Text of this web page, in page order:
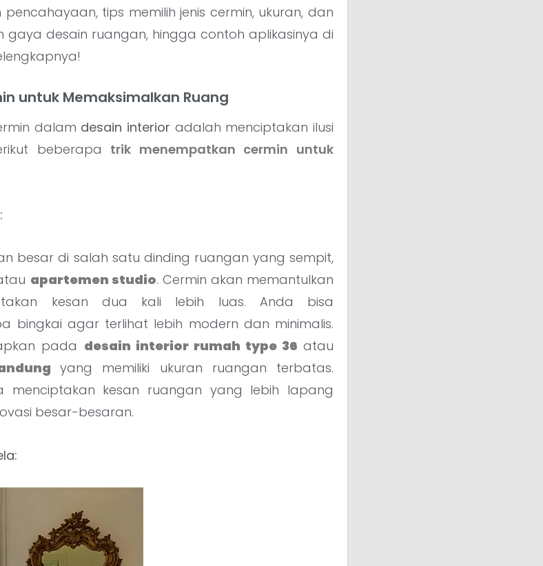
tips memilih jenis cermin, ukuran, dan
gaya desain ruangan, hingga contoh aplikasinya di
untuk Memaksimalkan Ruang
dalam desain interior adalah menciptakan ilusi
beberapa trik menempatkan cermin untuk
besar di salah satu dinding ruangan yang sempit,
apartemen studio. Cermin akan memantulkan
kesan dua kali lebih luas. Anda bisa
bingkai agar terlihat lebih modern dan minimalis.
pada desain interior rumah type 36 atau
yang memiliki ukuran ruangan terbatas.
menciptakan kesan ruangan yang lebih lapang
besar-besaran.